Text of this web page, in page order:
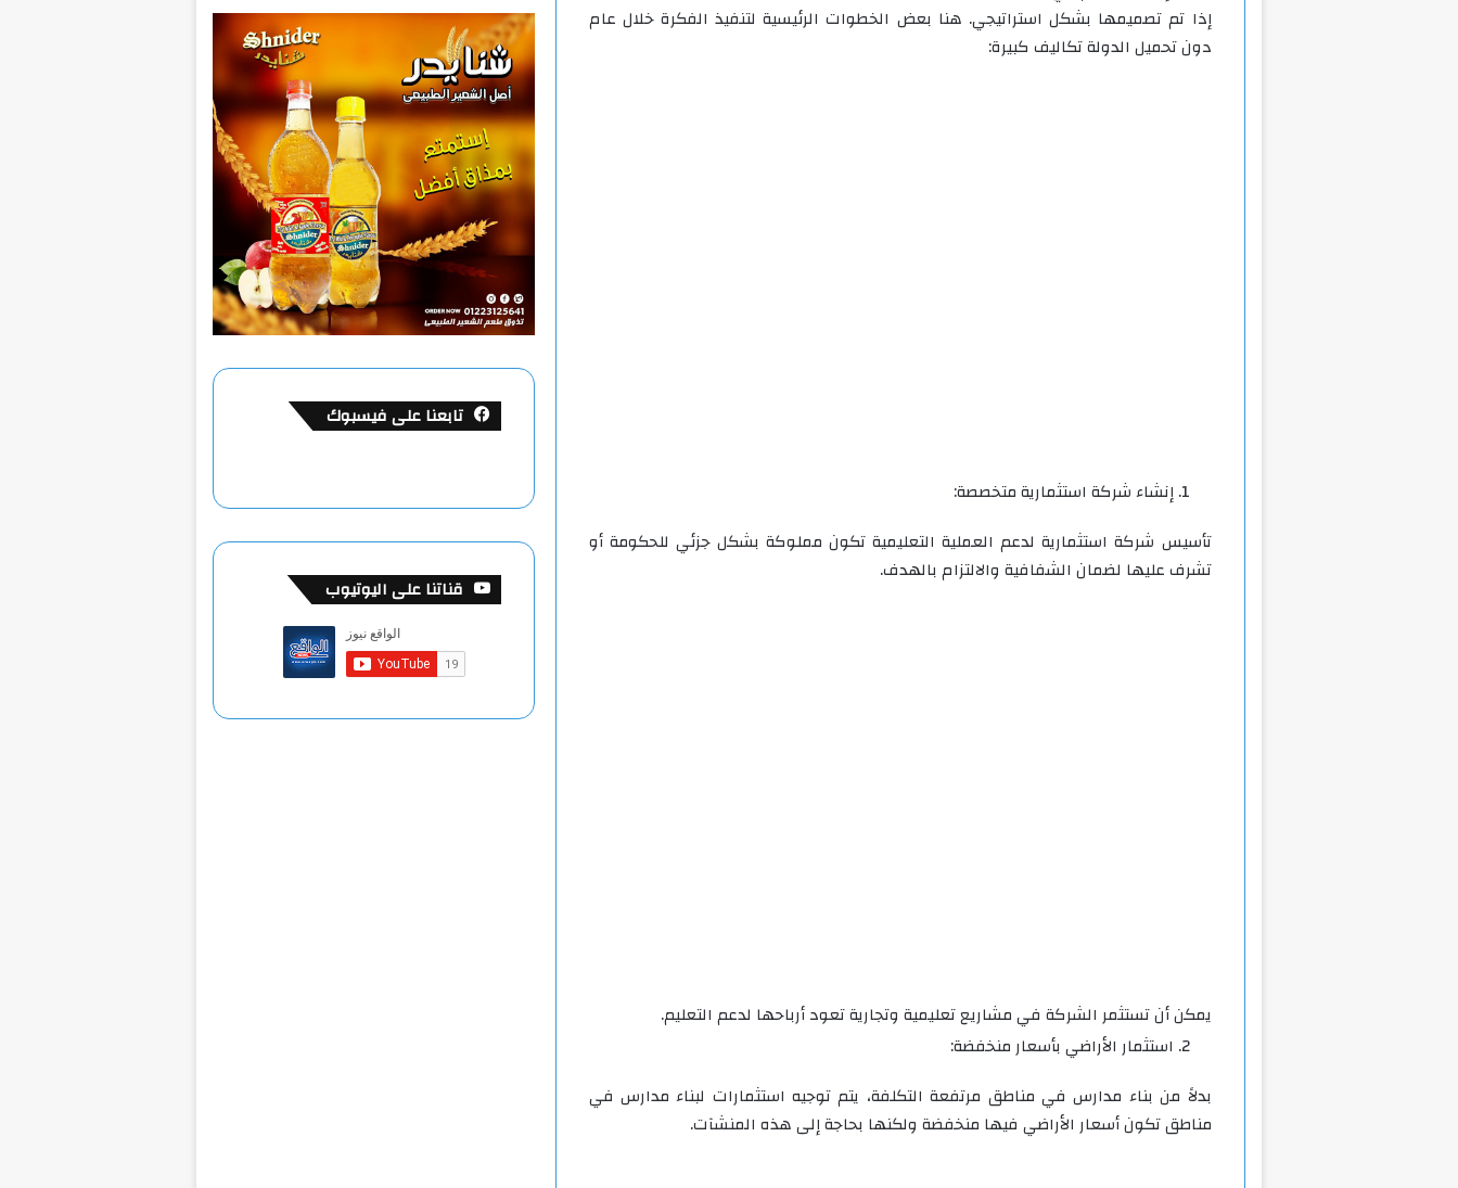
إذا تم تصميمها بشكل استراتيجي. هنا بعض الخطوات الرئيسية لتنفيذ الفكرة خلال عام
دون تحميل الدولة تكاليف كبيرة:
إنشاء شركة استثمارية متخصصة:
تأسيس شركة استثمارية لدعم العملية التعليمية تكون مملوكة بشكل جزئي للحكومة أو
تشرف عليها لضمان الشفافية والالتزام بالهدف.
يمكن أن تستثمر الشركة في مشاريع تعليمية وتجارية تعود أرباحها لدعم التعليم.
استثمار الأراضي بأسعار منخفضة:
بدلاً من بناء مدارس في مناطق مرتفعة التكلفة، يتم توجيه استثمارات لبناء مدارس في
مناطق تكون أسعار الأراضي فيها منخفضة ولكنها بحاجة إلى هذه المنشآت.
تابعنا على فيسبوك
قناتنا على اليوتيوب